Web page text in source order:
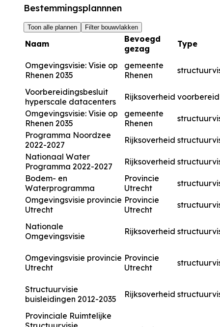
Bestemmingsplannnen
Toon alle plannen Filter bouwvlakken
Naam
Bevoegd
gezag
Type
Omgevingsvisie: Visie op
Rhenen 2035
gemeente
Rhenen
Voorbereidingsbesluit
hyperscale datacenters
Rijksoverheid
Omgevingsvisie: Visie op
Rhenen 2035
gemeente
Rhenen
Programma Noordzee
2022-2027
Rijksoverheid
Nationaal Water
Programma 2022-2027
Rijksoverheid
Bodem- en
Waterprogramma
Provincie
Utrecht
Omgevingsvisie provincie
Utrecht
Provincie
Utrecht
Nationale
Omgevingsvisie
Rijksoverheid
Omgevingsvisie provincie
Utrecht
Provincie
Utrecht
Structuurvisie
buisleidingen 2012-2035
Rijksoverheid
Provinciale Ruimtelijke